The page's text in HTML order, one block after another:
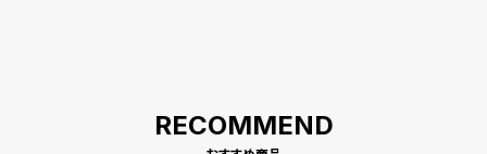
RECOMMEND